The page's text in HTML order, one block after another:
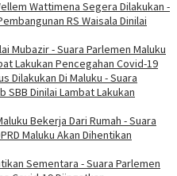
Wattimena Segera Dilakukan -
RS Waisala Dinilai
Mubazir - Suara Parlemen Maluku
Lakukan Pencegahan Covid-19
Dilakukan Di Maluku - Suara
SBB Dinilai Lambat Lakukan
Bekerja Dari Rumah - Suara
Maluku Akan Dihentikan
Sementara - Suara Parlemen